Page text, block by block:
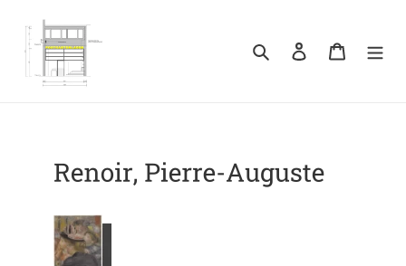
Inhalt
Suchen Einloggen